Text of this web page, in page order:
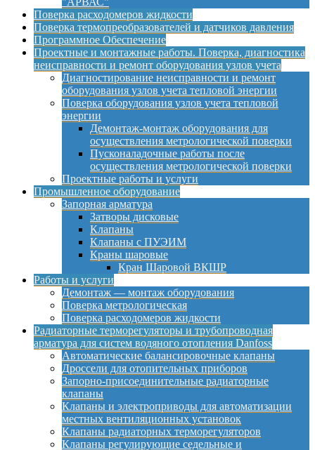
Поверка расходомеров жидкости
Поверка термопреобразователей и датчиков давления
Программное Обеспечение
Проектные и монтажные работы. Поверка, диагностика
неисправности и ремонт оборудования узлов учета
Диагностирование неисправности и ремонт
оборудования узлов учета тепловой энергии
Поверка оборудования узлов учета тепловой
энергии
Демонтаж-монтаж оборудования для
осуществления метрологической поверки
Пусконаладочные работы после
осуществления метрологической поверки
Проектные работы и услуги
Промышленное оборудование
Запорная арматура
Затворы дисковые
Клапаны
Клапаны с ПУЭИМ
Краны шаровые
Кран Шаровой ВКШР
Работы и услуги
Демонтаж — монтаж оборудования
Поверка метрологическая
Поверка расходомеров жидкости
Радиаторные терморегуляторы и трубопроводная
арматура для систем водяного отопления Danfoss
Автоматические балансировочные клапаны
Дроссели для отопительных приборов
Запорно-присоединительные радиаторные
клапаны
Клапаны и электроприводы для автоматизации
местных вентиляционных установок
Клапаны радиаторных терморегуляторов
Клапаны регулирующие седельные и